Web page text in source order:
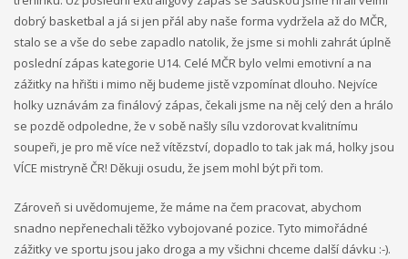
dobrý basketbal a já si jen přál aby naše forma vydržela až do MČR,
stalo se a vše do sebe zapadlo natolik, že jsme si mohli zahrát úplně
poslední zápas kategorie U14. Celé MČR bylo velmi emotivní a na
zážitky na hřišti i mimo něj budeme jistě vzpomínat dlouho. Nejvíce
holky uznávám za finálový zápas, čekali jsme na něj celý den a hrálo
se pozdě odpoledne, že v sobě našly sílu vzdorovat kvalitnímu
soupeři, je pro mě více než vítězství, dopadlo to tak jak má, holky jsou
VÍCE mistryně ČR! Děkuji osudu, že jsem mohl být při tom.
Zároveň si uvědomujeme, že máme na čem pracovat, abychom
snadno nepřenechali těžko vybojované pozice. Tyto mimořádné
zážitky ve sportu jsou jako droga a my všichni chceme další dávku :-).